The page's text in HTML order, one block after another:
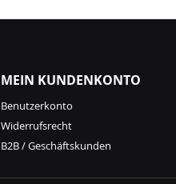
MEIN KUNDENKONTO
Benutzerkonto
Widerrufsrecht
B2B / Geschäftskunden